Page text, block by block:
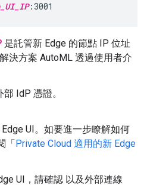
:3001
是託管新 Edge 的節點 IP 位址
決方案 AutoML 透過使用者介
IdP 憑證。
UI。如要進一步瞭解如何
「Private Cloud 適用的新 Edge
UI，請確認 以及外部連線